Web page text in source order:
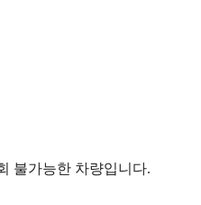
불가능한 차량입니다.